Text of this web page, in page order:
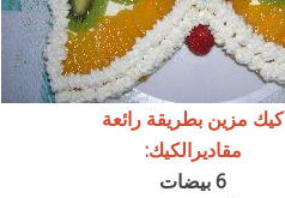
كيك مزين بطريقة رائعة
مقاديرالكيك:
6 بيضات